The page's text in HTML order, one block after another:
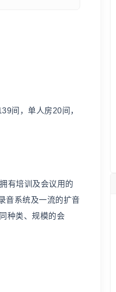
间，单人房20间，
有培训及会议用的
音系统及一流的扩音
种类、规模的会